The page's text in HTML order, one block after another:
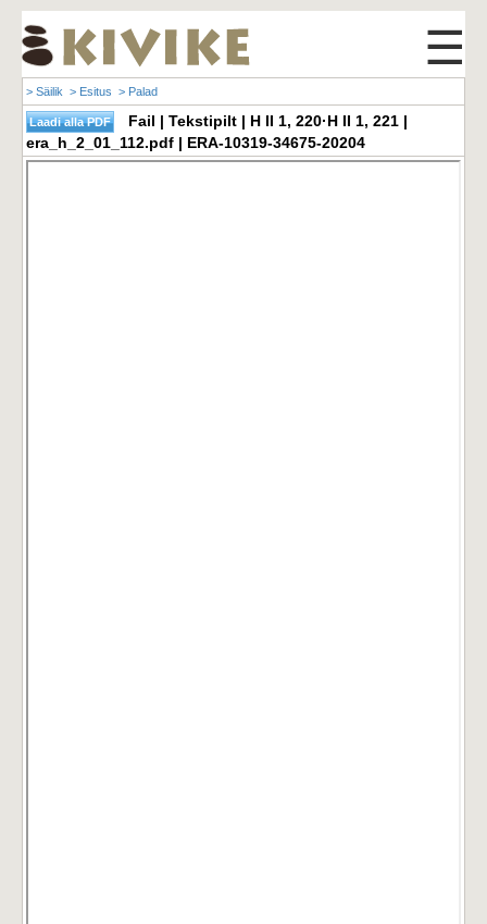
☰
> Säilik > Esitus > Palad
Fail | Tekstipilt | H II 1, 220·H II 1, 221 |
era_h_2_01_112.pdf | ERA-10319-34675-20204